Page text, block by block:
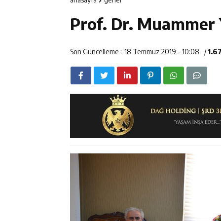
ETSO
12:14 Erzincan’da
12:13 Erzincan Erkek
17:03 Erzincan
Prof. Dr. Muammer
Son Güncelleme : 18 Temmuz 2019 - 10:08 /